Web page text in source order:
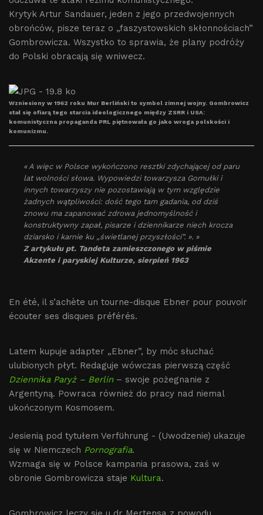
Krytyk Artur Sandauer, jeden z jego przedwojennych
obrońców, pisze teraz o „faszystowskich skłonnościach”
Gombrowicza. Wszystko to sprawia, że plany podróży
do Polski obracają się wniwecz.
Wzniesiony w 1962 roku Mur Berliński to symbol zimnej wojny. Gombrowicz
stał się ofiarą tego starcia ideologicznego między ZSRR i USA:
komunistyczna propaganda PRL piętnowała go jako wroga polskości i
komunizmu.
« A więc w Polsce wykończono resztki zdychającej od paru
lat wolności słowa. Wypowiedzi towarzysza Gomułki i
innych towarzyszy nie pozostawiają w tym względzie
żadnych wątpliwości: dość tego tam gadania, od dziś
znowu ma zapanować zdrowa jednomyślność i
konstruktywny zapał, pisarze i dziennikarze niech krocza
dziarsko i karnie ku „świetlanej przyszłości”. ». »
Z artykułu pt. Tandeta zamieszczonego w piśmie
Akzente i paryskiej Kulturze, sierpień 1963
En été, il s’achète un tourne-disque Ebner pour pouvoir
écouter ses disques préférés.
Latem kupuje adapter „Ebner”, by móc słuchać
ulubionych płyt. Redaguje wówczas pierwszą część
Dziennika Paryż – Berlin– swoje pożegnanie z
Argentyną. Powraca również do pracy nad niemal
ukończonym Kosmosem.
Jesienią pod tytułem Verführung - (Uwodzenie) ukazuje
się w Niemczech Pornografia.
Wzmaga się w Polsce kampania prasowa, zaś w
obronie Gombrowicza staje Kultura.